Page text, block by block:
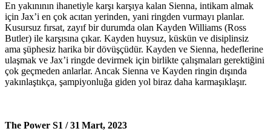
En yakınının ihanetiyle karşı karşıya kalan Sienna, intikam almak
için Jax’i en çok acıtan yerinden, yani ringden vurmayı planlar.
Kusursuz fırsat, zayıf bir durumda olan Kayden Williams (Ross
Butler) ile karşısına çıkar. Kayden huysuz, küskün ve disiplinsiz
ama şüphesiz harika bir dövüşçüdür. Kayden ve Sienna, hedeflerine
ulaşmak ve Jax’i ringde devirmek için birlikte çalışmaları gerektiğini
çok geçmeden anlarlar. Ancak Sienna ve Kayden ringin dışında
yakınlaştıkça, şampiyonluğa giden yol biraz daha karmaşıklaşır.
The Power S1 /31Mart, 2023